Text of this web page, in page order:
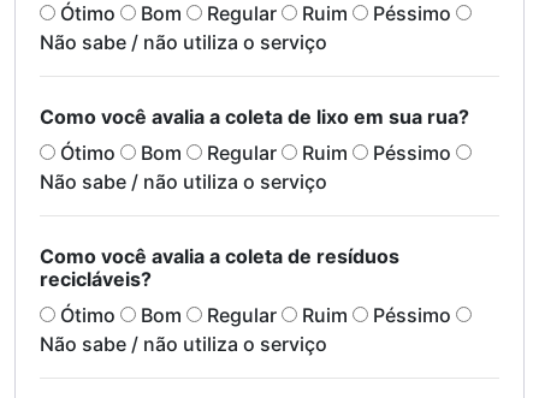
Ótimo
Bom Regular Ruim
Péssimo
Não sabe / não utiliza o serviço
Como você avalia a coleta de lixo em sua rua?
Ótimo
Bom Regular Ruim
Péssimo
Não sabe / não utiliza o serviço
Como você avalia a coleta de resíduos
recicláveis?
Ótimo
Bom Regular Ruim
Péssimo
Não sabe / não utiliza o serviço